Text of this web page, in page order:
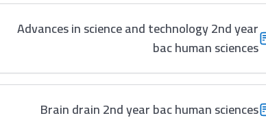
Advances in science and technology 2nd year
bac human sciences
Brain drain 2nd year bac human sciences